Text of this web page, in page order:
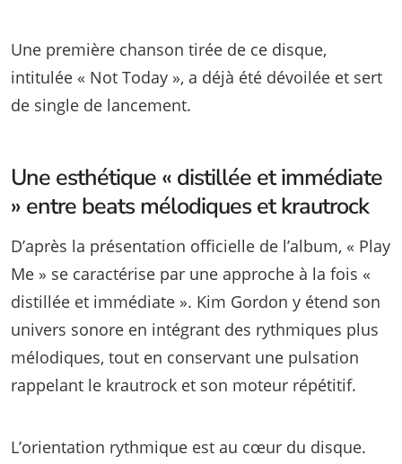
Une première chanson tirée de ce disque,
intitulée « Not Today », a déjà été dévoilée et sert
de single de lancement.
Une esthétique « distillée et immédiate
» entre beats mélodiques et krautrock
D’après la présentation officielle de l’album, « Play
Me » se caractérise par une approche à la fois «
distillée et immédiate ». Kim Gordon y étend son
univers sonore en intégrant des rythmiques plus
mélodiques, tout en conservant une pulsation
rappelant le krautrock et son moteur répétitif.
L’orientation rythmique est au cœur du disque.